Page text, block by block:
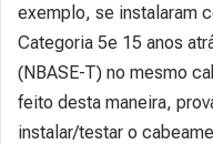
exemplo, se instalaram
Categoria 5e 15 anos
(NBASE-T) no mesmo
feito desta maneira,
instalar/testar o